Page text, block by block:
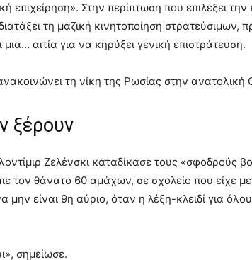
επιχείρηση». Στην περίπτωση που επιλέξει
τη μαζική κινητοποίηση
αιτία για να κηρύξει γενική επιστράτευση.
τη νίκη της Ρωσίας στην ανατολική
ξέρουν
Ζελένσκι καταδίκασε τους «σφοδρούς
τον θάνατο 60 αμάχων, σε σχολείο που είχε
είναι 9η αύριο, όταν η λέξη-κλειδί για
σημείωσε.